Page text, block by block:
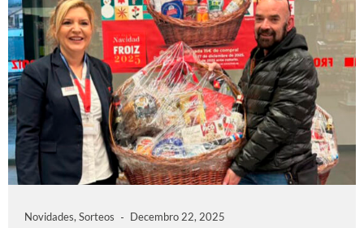
Novidades,Sorteos Decembro 22, 2025